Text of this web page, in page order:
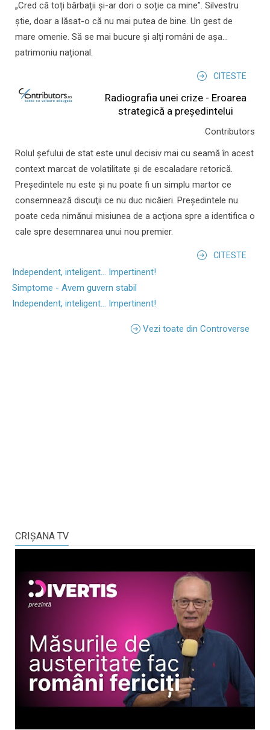
„Cred că toți bărbații și-ar dori o soție ca mine”. Silvestru
știe, doar a lăsat-o că nu mai putea de bine. Un gest de
mare omenie. Să se mai bucure și alți români de așa...
patrimoniu național.
CITESTE
Radiografia unei crize - Eroarea
strategică a președintelui
Contributors
Rolul şefului de stat este unul decisiv mai cu seamă în acest
context marcat de volatilitate şi de escaladare retorică.
Preşedintele nu este şi nu poate fi un simplu martor ce
consemnează discuţii ce nu duc nicăieri. Preşedintele nu
poate ceda nimănui misiunea de a acţiona spre a identifica o
cale spre desemnarea unui nou premier.
CITESTE
Independent, inteligent... Impertinent!
Simptome - Avem guvern stabil
Independent, inteligent... Impertinent!
Vezi toate din Controverse
CRIŞANA TV